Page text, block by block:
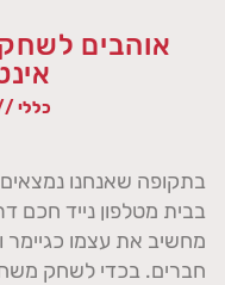
אוהבים
כללי
בתקופה שאנחנו
בבית מטלפון נייד חכם
מחשיב את עצמו
חברים. בכדי לשחק